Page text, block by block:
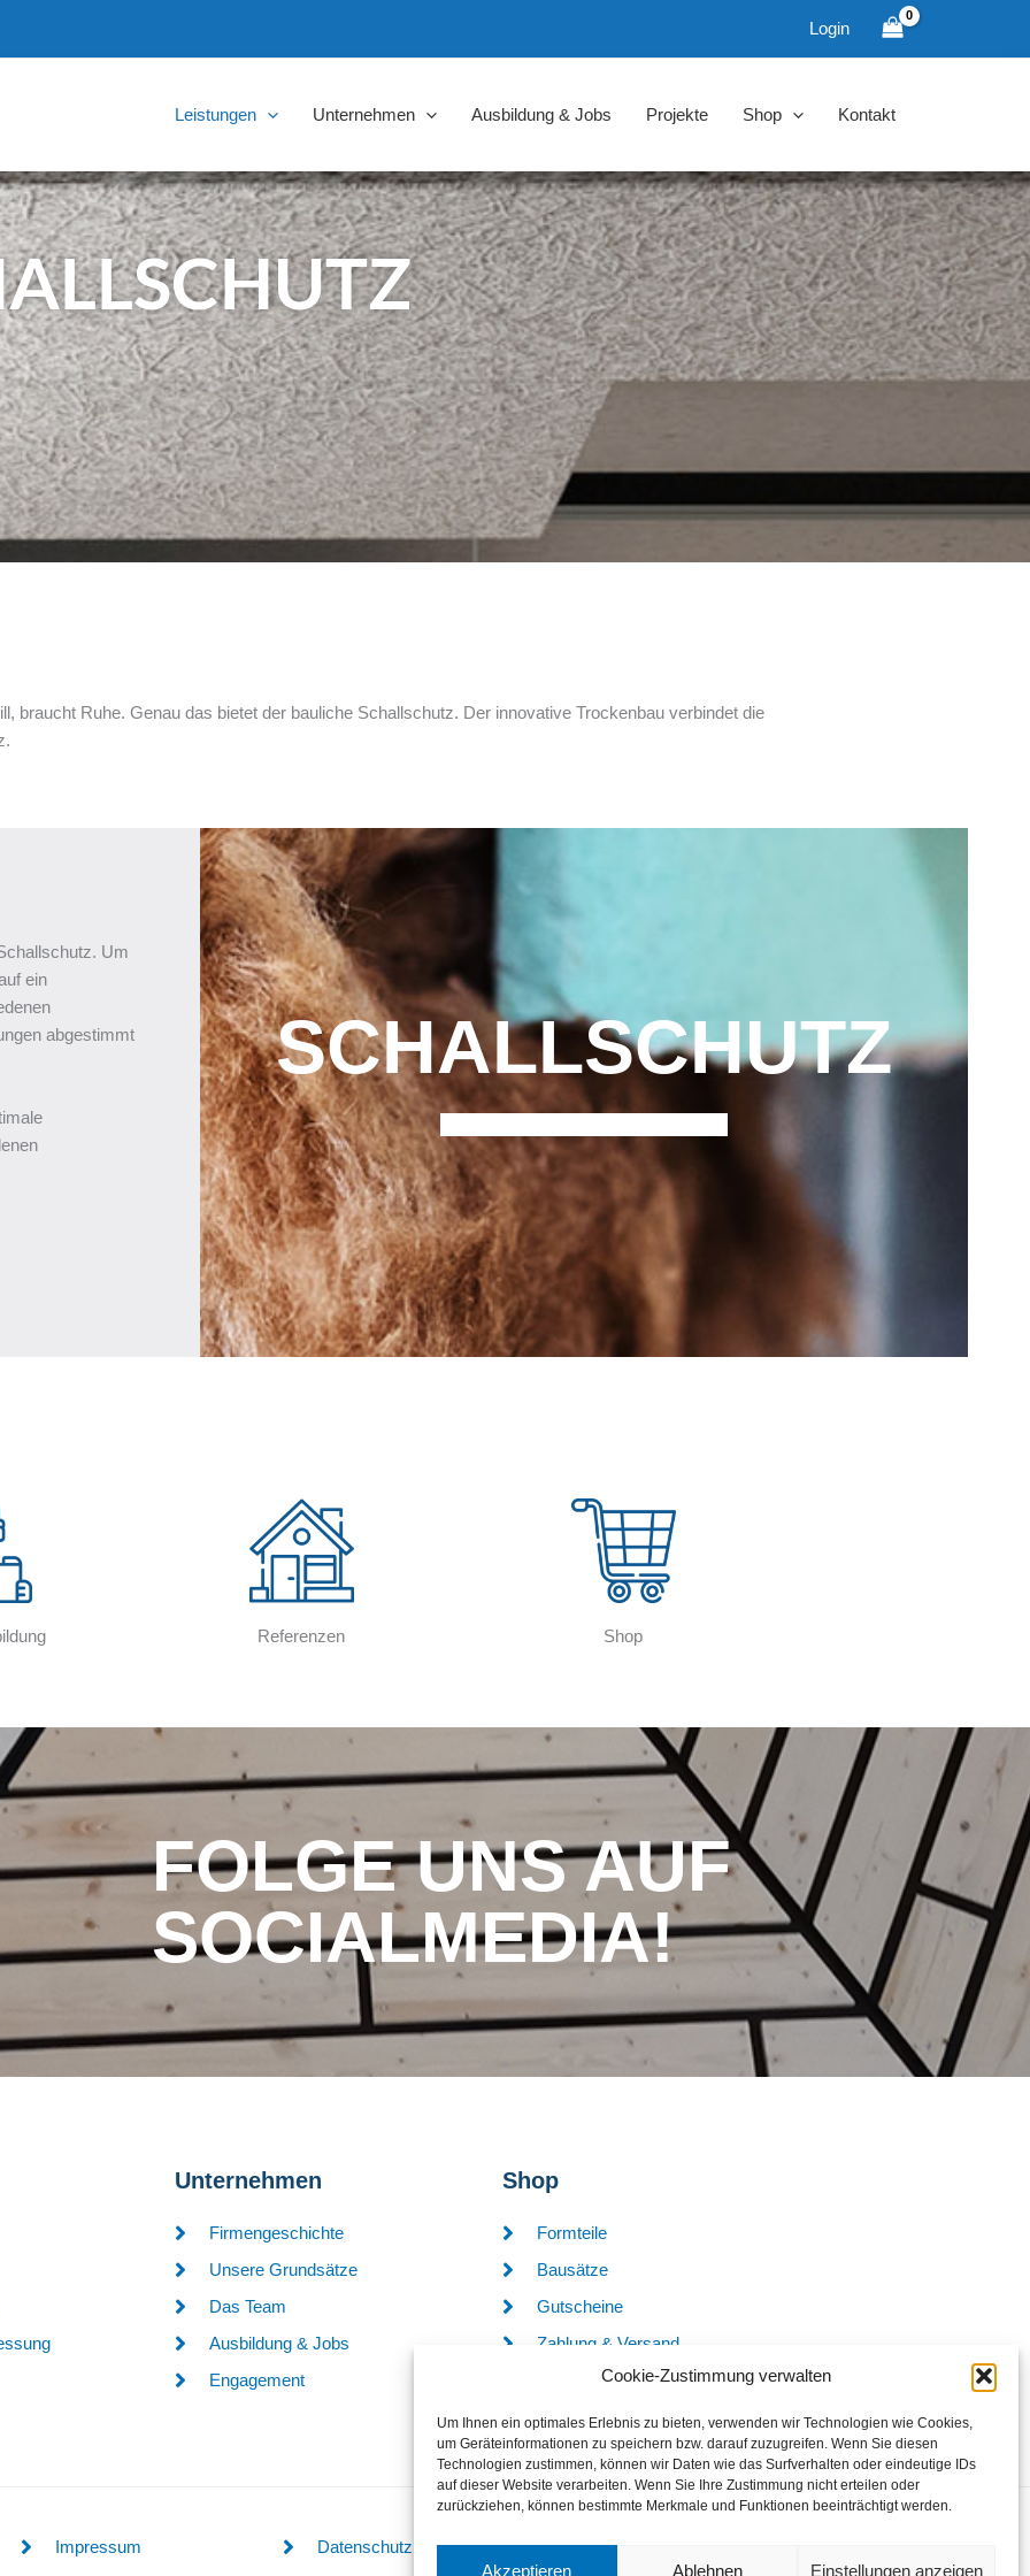
Cookie-Zustimmung verwalten
Um Ihnen ein optimales Erlebnis zu bieten, verwenden wir Technologien wie Cookies,
um Geräteinformationen zu speichern bzw. darauf zuzugreifen. Wenn Sie diesen
Technologien zustimmen, können wir Daten wie das Surfverhalten oder eindeutige IDs
auf dieser Website verarbeiten. Wenn Sie Ihre Zustimmung nicht erteilen oder
zurückziehen, können bestimmte Merkmale und Funktionen beeinträchtigt werden.
Akzeptieren Ablehnen Einstellungen anzeigen
Login
Leistungen Unternehmen Ausbildung & Jobs Projekte Shop Kontakt
braucht Ruhe. Genau das bietet der bauliche Schallschutz. Der innovative Trockenbau verbindet die
Um
ein
abgestimmt
SCHALL­SCHUTZ
Referenzen Shop
FOLGE UNS AUF
SOCIALMEDIA!
Unternehmen
Firmengeschichte
Unsere Grundsätze
Das Team
Ausbildung & Jobs
Engagement
Shop
Formteile
Bausätze
Gutscheine
Zahlung & Versand
Widerrufserklärung
Impressum Datenschutz Cookie-Richtlinie (EU)